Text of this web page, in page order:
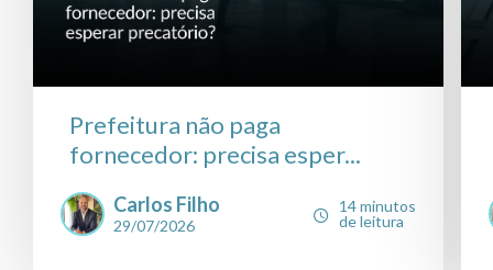
Prefeitura não paga
fornecedor: precisa esper...
Carlos Filho
29/07/2026
14 minutos
de leitura